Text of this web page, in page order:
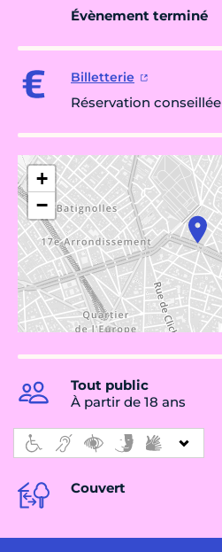
Évènement terminé
Billetterie
Réservation conseillée
+
−
Tout public
À partir de 18 ans
Couvert